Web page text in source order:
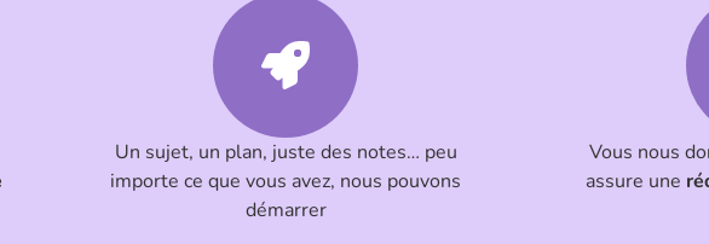
Un sujet, un plan, juste des notes… peu
importe ce que vous avez, nous pouvons
démarrer
Vous nous
assure une